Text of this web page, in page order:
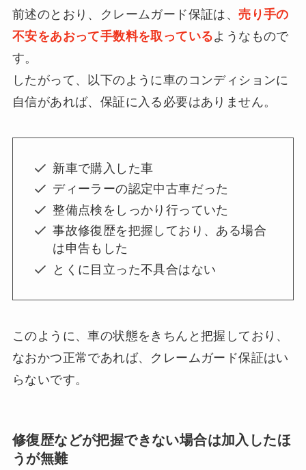
前述のとおり、クレームガード保証は、売り手の
不安をあおって手数料を取っているようなもので
す。
したがって、以下のように車のコンディションに
自信があれば、保証に入る必要はありません。
新車で購入した車
ディーラーの認定中古車だった
整備点検をしっかり行っていた
事故修復歴を把握しており、ある場合
は申告もした
とくに目立った不具合はない
このように、車の状態をきちんと把握しており、
なおかつ正常であれば、クレームガード保証はい
らないです。
修復歴などが把握できない場合は加入したほ
うが無難